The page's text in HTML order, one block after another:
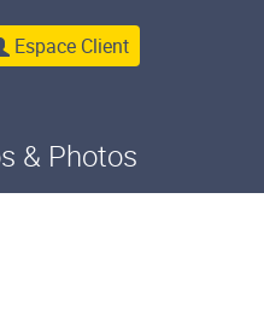
Espace Client
& Photos